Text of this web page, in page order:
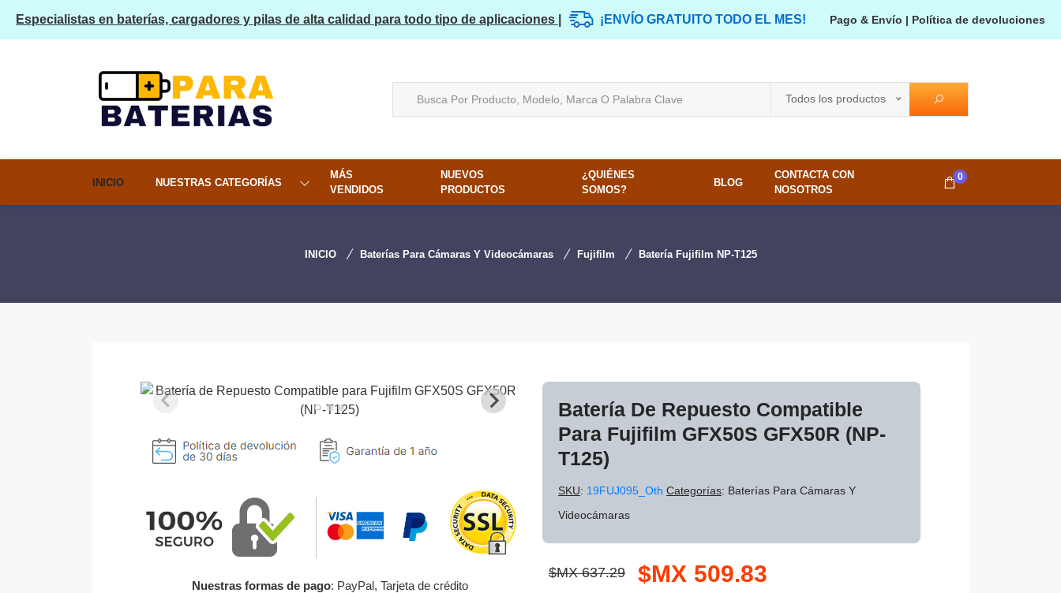
Especialistas en baterías, cargadores y pilas de alta calidad para todo tipo de aplicaciones | ¡ENVÍO GRATUITO TODO EL MES! Pago & Envío | Política de devoluciones
Todos los productos
INICIO NUESTRAS CATEGORÍAS
MÁS
VENDIDOS
NUEVOS
PRODUCTOS
¿QUIÉNES
SOMOS?
BLOG
CONTACTA CON
NOSOTROS
0
INICIO Baterías Para Cámaras Y Videocámaras Fujifilm Batería Fujifilm NP-T125
Nuestras formas de pago: PayPal, Tarjeta de crédito
Batería De Repuesto Compatible
Para Fujifilm GFX50S GFX50R (NP-
T125)
SKU: 19FUJ095_Oth Categorías: Baterías Para Cámaras Y
Videocámaras
$MX 637.29 $MX 509.83